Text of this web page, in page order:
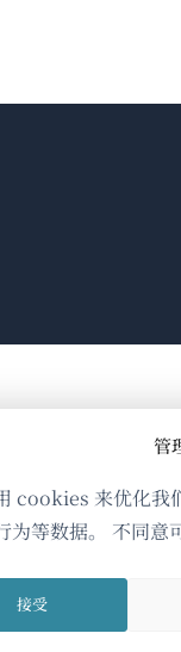
管
cookies 来优化我
为等数据。 不同意
接受